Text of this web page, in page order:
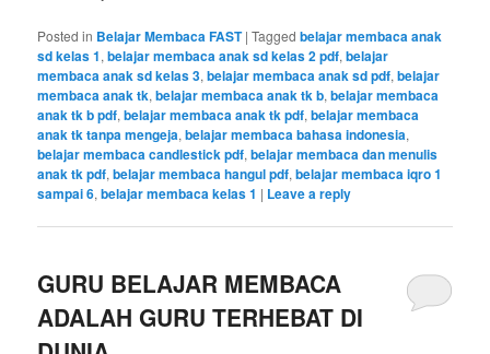
Posted in Belajar Membaca FAST |Tagged belajar membaca anak
sd kelas 1,belajar membaca anak sd kelas 2 pdf,belajar
membaca anak sd kelas 3,belajar membaca anak sd pdf,belajar
membaca anak tk,belajar membaca anak tk b,belajar membaca
anak tk b pdf,belajar membaca anak tk pdf,belajar membaca
anak tk tanpa mengeja,belajar membaca bahasa indonesia,
belajar membaca candlestick pdf,belajar membaca dan menulis
anak tk pdf,belajar membaca hangul pdf,belajar membaca iqro 1
sampai 6,belajar membaca kelas 1 | Leave a reply
GURU BELAJAR MEMBACA
ADALAH GURU TERHEBAT DI